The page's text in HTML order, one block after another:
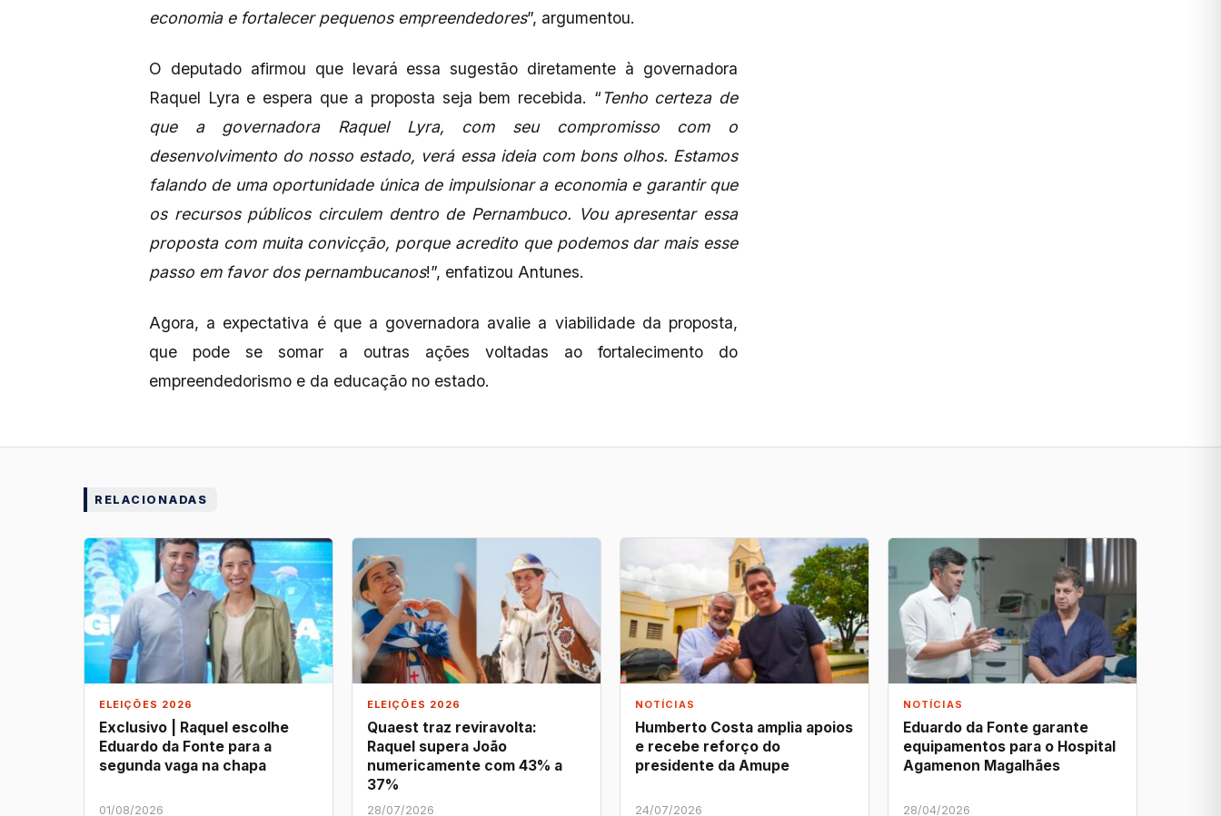
economia e fortalecer pequenos empreendedores”, argumentou.
O deputado afirmou que levará essa sugestão diretamente à governadora
Raquel Lyra e espera que a proposta seja bem recebida. “Tenho certeza de
que a governadora Raquel Lyra, com seu compromisso com o
desenvolvimento do nosso estado, verá essa ideia com bons olhos. Estamos
falando de uma oportunidade única de impulsionar a economia e garantir que
os recursos públicos circulem dentro de Pernambuco. Vou apresentar essa
proposta com muita convicção, porque acredito que podemos dar mais esse
passo em favor dos pernambucanos!”, enfatizou Antunes.
Agora, a expectativa é que a governadora avalie a viabilidade da proposta,
que pode se somar a outras ações voltadas ao fortalecimento do
empreendedorismo e da educação no estado.
RELACIONADAS
ELEIÇÕES 2026
Exclusivo | Raquel escolhe
Eduardo da Fonte para a
segunda vaga na chapa
01/08/2026
ELEIÇÕES 2026
Quaest traz reviravolta:
Raquel supera João
numericamente com 43% a
37%
28/07/2026
NOTÍCIAS
Humberto Costa amplia apoios
e recebe reforço do
presidente da Amupe
24/07/2026
NOTÍCIAS
Eduardo da Fonte garante
equipamentos para o Hospital
Agamenon Magalhães
28/04/2026